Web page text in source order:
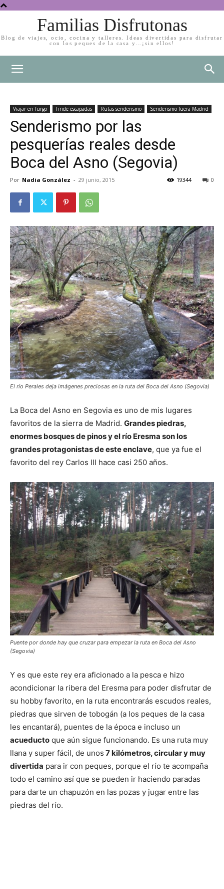
Familias Disfrutonas
Blog de viajes, ocio, cocina y talleres. Ideas divertidas para disfrutar
con los peques de la casa y…¡sin ellos!
Viajar en furgo Finde escapadas Rutas senderismo Senderismo fuera Madrid
Senderismo por las
pesquerías reales desde
Boca del Asno (Segovia)
Por Nadia González - 29 junio, 2015 0
19344
El río Perales deja imágenes preciosas en la ruta del Boca del Asno (Segovia)
La Boca del Asno en Segovia es uno de mis lugares
favoritos de la sierra de Madrid. Grandes piedras,
enormes bosques de pinos y el río Eresma son los
grandes protagonistas de este enclave, que ya fue el
favorito del rey Carlos III hace casi 250 años.
Puente por donde hay que cruzar para empezar la ruta en Boca del Asno
(Segovia)
Y es que este rey era aficionado a la pesca e hizo
acondicionar la ribera del Eresma para poder disfrutar de
su hobby favorito, en la ruta encontrarás escudos reales,
piedras que sirven de tobogán (a los peques de la casa
les encantará), puentes de la época e incluso un
acueducto que aún sigue funcionando. Es una ruta muy
llana y super fácil, de unos 7 kilómetros, circular y muy
divertida para ir con peques, porque el río te acompaña
todo el camino así que se pueden ir haciendo paradas
para darte un chapuzón en las pozas y jugar entre las
piedras del río.